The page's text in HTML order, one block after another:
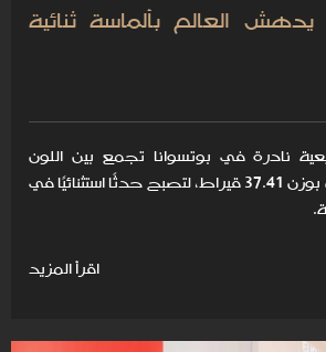
العالم بألماسة ثنائية
نادرة في بوتسوانا تجمع بين اللون
الوردي وعديم اللون بوزن 37.41 قيراط، لتصبح حدثًا استثنائيًا في
اقرأ المزيد